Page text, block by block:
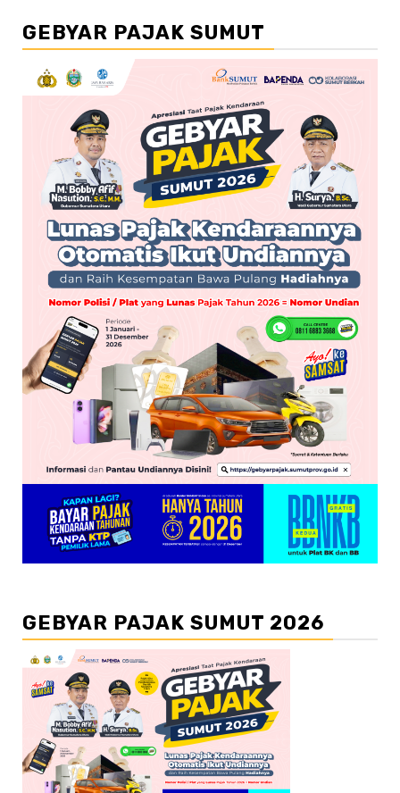
GEBYAR PAJAK SUMUT
GEBYAR PAJAK SUMUT 2026